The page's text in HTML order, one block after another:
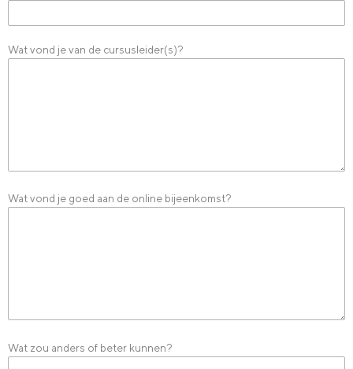
Wat vond je van de cursusleider(s)?
Wat vond je goed aan de online bijeenkomst?
Wat zou anders of beter kunnen?